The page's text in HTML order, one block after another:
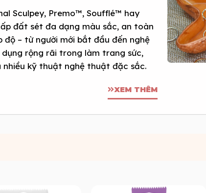
Sculpey, Premo™, Soufflé™ hay
đất sét đa dạng màu sắc, an toàn
độ – từ người mới bắt đầu đến nghệ
dụng rộng rãi trong làm trang sức,
kỹ thuật nghệ thuật đặc sắc.
XEM THÊM